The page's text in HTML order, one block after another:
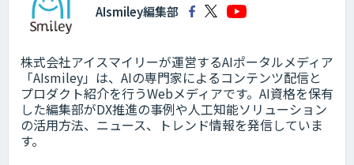
AIsmiley編集部
株式会社アイスマイリーが運営するAIポータルメディア
「AIsmiley」は、AIの専門家によるコンテンツ配信と
プロダクト紹介を行うWebメディアです。AI資格を保有
した編集部がDX推進の事例や人工知能ソリューション
の活用方法、ニュース、トレンド情報を発信していま
す。